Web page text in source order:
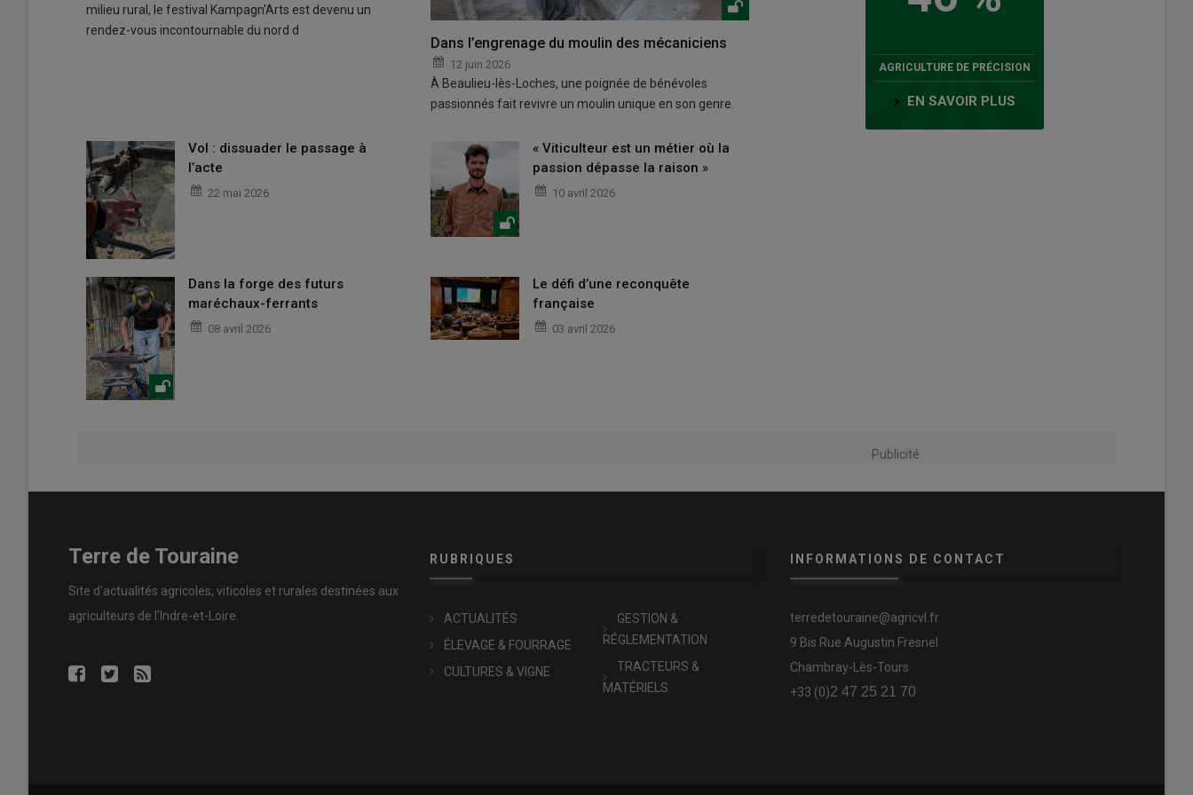
milieu rural, le festival Kampagn'Arts est devenu un
rendez-vous incontournable du nord d
Dans l’engrenage du moulin des mécaniciens
12 juin 2026
À Beaulieu-lès-Loches, une poignée de bénévoles
passionnés fait revivre un moulin unique en son genre.
Vol : dissuader le passage à
l’acte
22 mai 2026
« Viticulteur est un métier où la
passion dépasse la raison »
10 avril 2026
Dans la forge des futurs
maréchaux-ferrants
08 avril 2026
Le défi d’une reconquête
française
03 avril 2026
AGRICULTURE DE PRÉCISION
EN SAVOIR PLUS
Publicité
Terre de Touraine
Site d'actualités agricoles, viticoles et rurales destinées aux
agriculteurs de l'Indre-et-Loire.
RUBRIQUES
ACTUALITÉS
ÉLEVAGE & FOURRAGE
CULTURES & VIGNE
GESTION &
RÉGLEMENTATION
TRACTEURS &
MATÉRIELS
INFORMATIONS DE CONTACT
terredetouraine@agricvl.fr
9 Bis Rue Augustin Fresnel
Chambray-Lès-Tours
+33 (0)2 47 25 21 70